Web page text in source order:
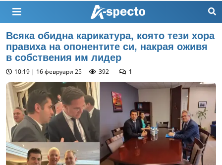
Всяка обидна карикатура, която тези хора
правиха на опонентите си, накрая оживя
в собствения им лидер
10:19 | 16 февруари 25 392 1